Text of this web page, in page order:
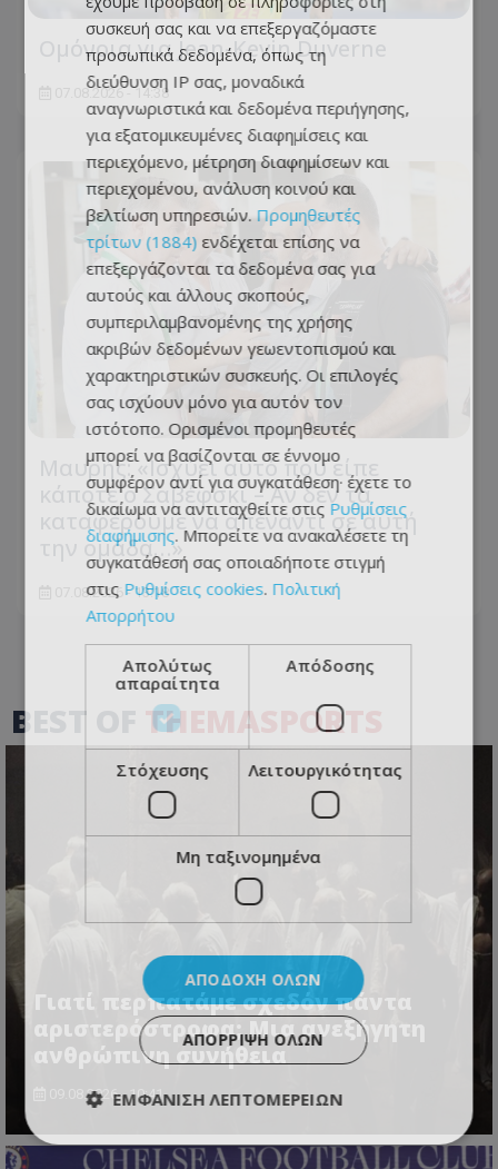
Ομόνοια για Jean-Kevin Duverne
07.08.2026 - 14:38
Μαυρής: «Ισχύει αυτό που είπε
κάποτε ο Σαβέφσκι – Αν δεν τα
καταφέρουμε να απέναντι σε αυτή
την ομάδα…»
07.08.2026 - 13:18
BEST OF THEMASPORTS
Γιατί περπατάμε σχεδόν πάντα
αριστερόστροφα; Μια ανεξήγητη
ανθρώπινη συνήθεια
09.08.2026 - 10:41
συσκευή σας και να επεξεργαζόμαστε
προσωπικά δεδομένα, όπως τη
διεύθυνση IP σας, μοναδικά
αναγνωριστικά και δεδομένα περιήγησης,
για εξατομικευμένες διαφημίσεις και
περιεχόμενο, μέτρηση διαφημίσεων και
περιεχομένου, ανάλυση κοινού και
βελτίωση υπηρεσιών. Προμηθευτές
τρίτων (1884) ενδέχεται επίσης να
επεξεργάζονται τα δεδομένα σας για
αυτούς και άλλους σκοπούς,
συμπεριλαμβανομένης της χρήσης
ακριβών δεδομένων γεωεντοπισμού και
χαρακτηριστικών συσκευής. Οι επιλογές
σας ισχύουν μόνο για αυτόν τον
ιστότοπο. Ορισμένοι προμηθευτές
μπορεί να βασίζονται σε έννομο
συμφέρον αντί για συγκατάθεση· έχετε το
δικαίωμα να αντιταχθείτε στις Ρυθμίσεις
διαφήμισης. Μπορείτε να ανακαλέσετε τη
συγκατάθεσή σας οποιαδήποτε στιγμή
στις Ρυθμίσεις cookies. Πολιτική
Απορρήτου
Απολύτως
απαραίτητα
Απόδοσης
Στόχευσης Λειτουργικότητας
Μη ταξινομημένα
ΑΠΟΔΟΧΉ ΌΛΩΝ
ΑΠΌΡΡΙΨΗ ΌΛΩΝ
ΕΜΦΆΝΙΣΗ ΛΕΠΤΟΜΕΡΕΙΏΝ